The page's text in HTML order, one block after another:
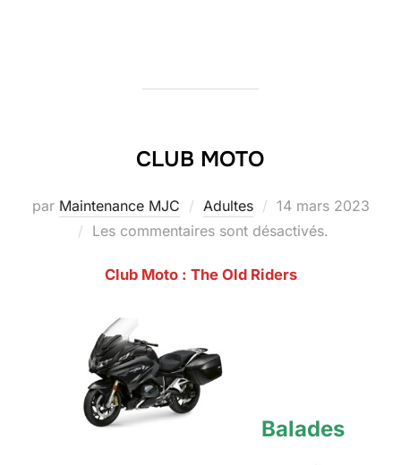
CLUB MOTO
par Maintenance MJC Adultes
Publié
le
14 mars 2023
Les commentaires sont désactivés.
Club Moto : The Old Riders
Balades